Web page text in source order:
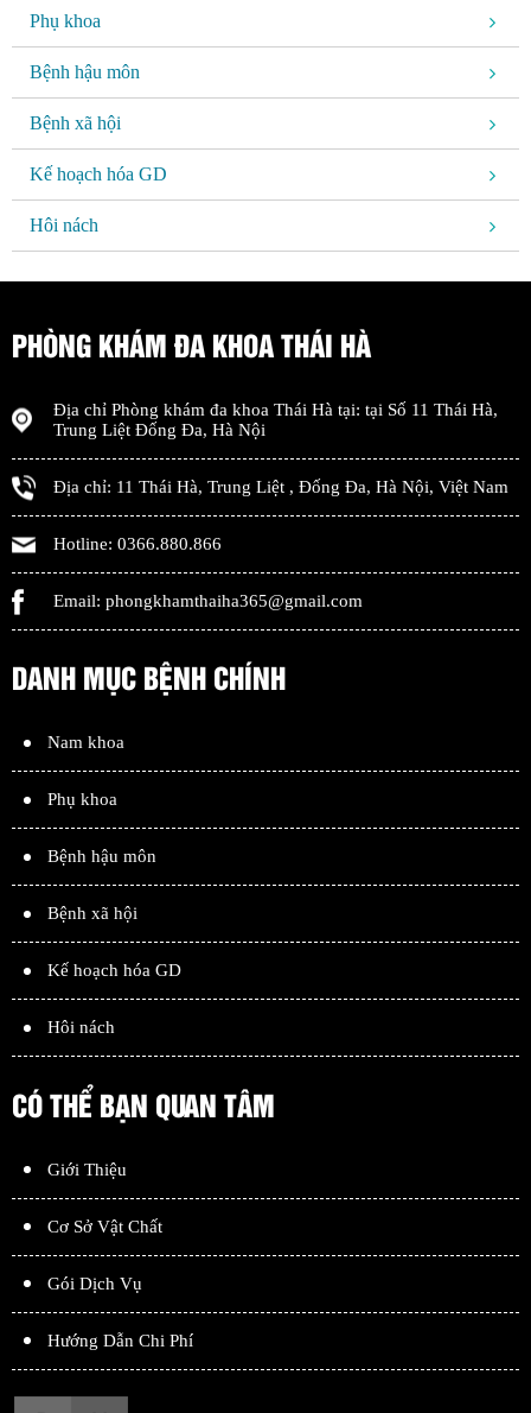
Phụ khoa
Bệnh hậu môn
Bệnh xã hội
Kế hoạch hóa GD
Hôi nách
PHÒNG KHÁM ĐA KHOA THÁI HÀ
Địa chỉ Phòng khám đa khoa Thái Hà tại: tại Số 11 Thái Hà,
Trung Liệt Đống Đa, Hà Nội
Địa chỉ: 11 Thái Hà, Trung Liệt , Đống Đa, Hà Nội, Việt Nam
Hotline: 0366.880.866
Email: phongkhamthaiha365@gmail.com
DANH MỤC BỆNH CHÍNH
Nam khoa
Phụ khoa
Bệnh hậu môn
Bệnh xã hội
Kế hoạch hóa GD
Hôi nách
CÓ THỂ BẠN QUAN TÂM
Giới Thiệu
Cơ Sở Vật Chất
Gói Dịch Vụ
Hướng Dẫn Chi Phí